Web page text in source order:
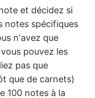
et décidez si
notes spécifiques
n'avez que
pouvez les
pas que
que de carnets)
100 notes à la